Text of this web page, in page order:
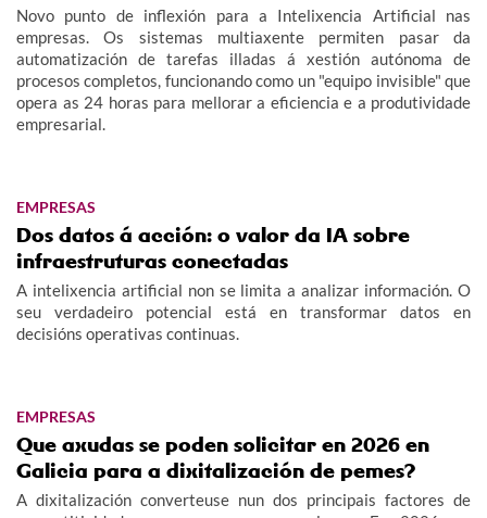
Novo punto de inflexión para a Intelixencia Artificial nas
empresas. Os sistemas multiaxente permiten pasar da
automatización de tarefas illadas á xestión autónoma de
procesos completos, funcionando como un "equipo invisible" que
opera as 24 horas para mellorar a eficiencia e a produtividade
empresarial.
EMPRESAS
Dos datos á acción: o valor da IA sobre
infraestruturas conectadas
A intelixencia artificial non se limita a analizar información. O
seu verdadeiro potencial está en transformar datos en
decisións operativas continuas.
EMPRESAS
Que axudas se poden solicitar en 2026 en
Galicia para a dixitalización de pemes?
A dixitalización converteuse nun dos principais factores de